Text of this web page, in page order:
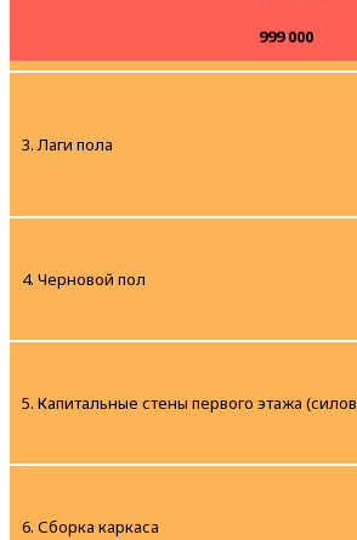
999 000
3. Лаги пола
4. Черновой пол
5. Капитальные стены первого этажа
6. Сборка каркаса